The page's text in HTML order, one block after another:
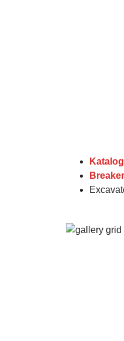
Katalog